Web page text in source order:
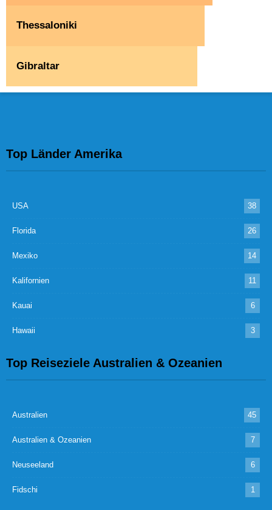
Thessaloniki
Gibraltar
Top Länder Amerika
USA 38
Florida 26
Mexiko 14
Kalifornien 11
Kauai 6
Hawaii 3
Top Reiseziele Australien & Ozeanien
Australien 45
Australien & Ozeanien 7
Neuseeland 6
Fidschi 1